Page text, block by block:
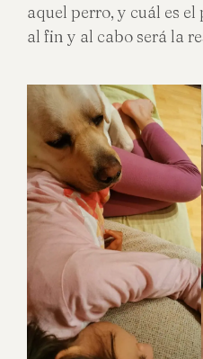
aquel perro, y cuál es
al fin y al cabo será la